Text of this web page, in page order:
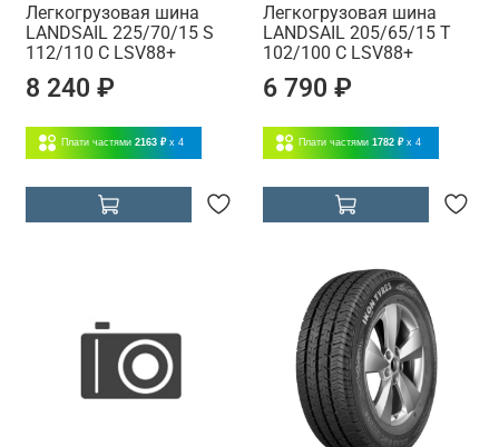
Легкогрузовая шина
LANDSAIL 225/70/15 S
112/110 C LSV88+
8 240 ₽
Плати частями 2163 ₽ x 4
Легкогрузовая шина
LANDSAIL 205/65/15 T
102/100 C LSV88+
6 790 ₽
Плати частями 1782 ₽ x 4